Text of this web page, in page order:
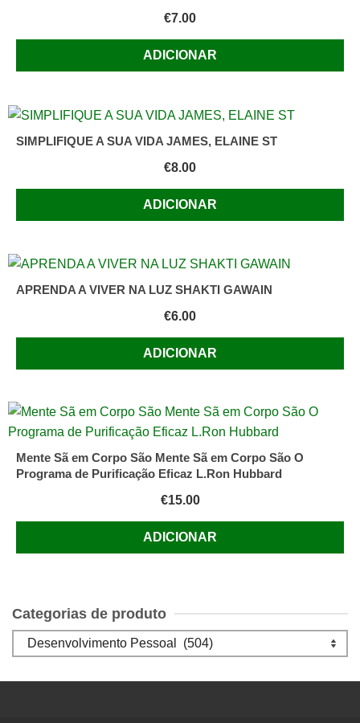
€7.00
ADICIONAR
SIMPLIFIQUE A SUA VIDA JAMES, ELAINE ST
€8.00
ADICIONAR
APRENDA A VIVER NA LUZ SHAKTI GAWAIN
€6.00
ADICIONAR
Mente Sã em Corpo São Mente Sã em Corpo São O
Programa de Purificação Eficaz L.Ron Hubbard
€15.00
ADICIONAR
Categorias de produto